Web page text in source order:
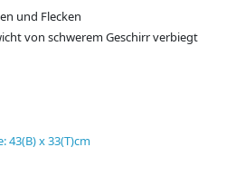
und Flecken
von schwerem Geschirr verbiegt
43(B) x 33(T)cm